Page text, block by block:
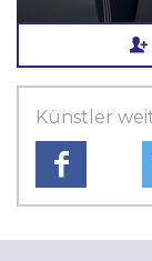
Künstler